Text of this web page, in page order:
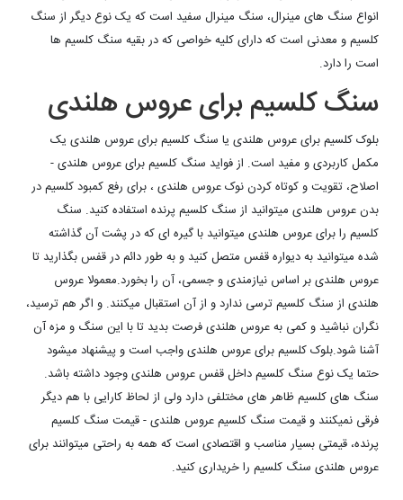
انواع سنگ های مینرال، سنگ مینرال سفید است که یک نوع دیگر از سنگ
کلسیم و معدنی است که دارای کلیه خواصی که در بقیه سنگ کلسیم ها
است را دارد.
سنگ کلسیم برای عروس هلندی
بلوک کلسیم برای عروس هلندی یا سنگ کلسیم برای عروس هلندی یک
مکمل کاربردی و مفید است. از فواید سنگ کلسیم برای عروس هلندی -
اصلاح، تقویت و کوتاه کردن نوک عروس هلندی ، برای رفع کمبود کلسیم در
بدن عروس هلندی میتوانید از سنگ کلسیم پرنده استفاده کنید. سنگ
کلسیم را برای عروس هلندی میتوانید با گیره ای که در پشت آن گذاشته
شده میتوانید به دیواره قفس متصل کنید و به طور دائم در قفس بگذارید تا
عروس هلندی بر اساس نیازمندی و جسمی، آن را بخورد.معمولا عروس
هلندی از سنگ کلسیم ترسی ندارد و از آن استقبال میکنند. و اگر هم ترسید،
نگران نباشید و کمی به عروس هلندی فرصت بدید تا با این سنگ و مزه آن
آشنا شود.بلوک کلسیم برای عروس هلندی واجب است و پیشنهاد میشود
حتما یک نوع سنگ کلسیم داخل قفس عروس هلندی وجود داشته باشد.
سنگ های کلسیم ظاهر های مختلفی دارد ولی از لحاظ کارایی با هم دیگر
فرقی نمیکنند و قیمت سنگ کلسیم عروس هلندی - قیمت سنگ کلسیم
پرنده، قیمتی بسیار مناسب و اقتصادی است که همه به راحتی میتوانند برای
عروس هلندی سنگ کلسیم را خریداری کنید.